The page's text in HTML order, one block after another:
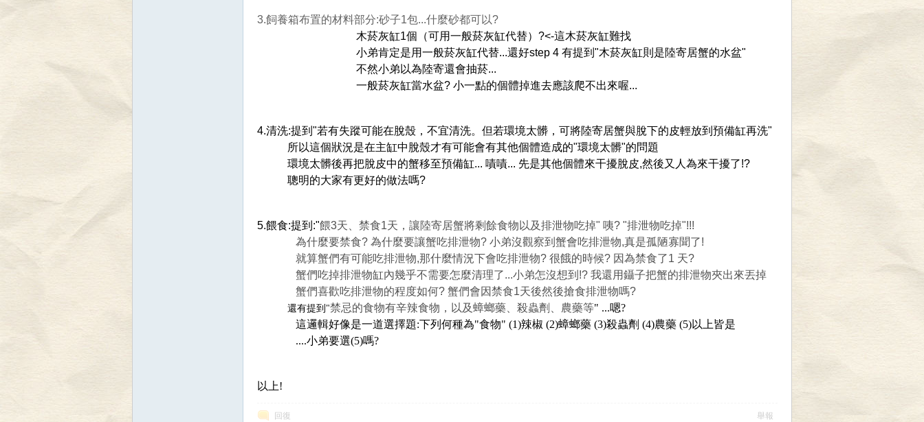
3.飼養箱布置的材料部分:砂子1包...什麼砂都可以?
木菸灰缸1個 （可用一般菸灰缸代替） ?<-這木菸灰缸難找
小弟肯定是用一般菸灰缸代替...還好step 4 有提到"木菸灰缸則是陸寄居蟹的水盆"
不然小弟以為陸寄還會抽菸...
一般菸灰缸當水盆? 小一點的個體掉進去應該爬不出來喔...
4.清洗:提到"若有失蹤可能在脫殼，不宜清洗。但若環境太髒，可將陸寄居蟹與脫下的皮輕放到預備缸再洗"
所以這個狀況是在主缸中脫殼才有可能會有其他個體造成的"環境太髒"的問題
環境太髒後再把脫皮中的蟹移至預備缸... 嘖嘖... 先是其他個體來干擾脫皮,然後又人為來干擾了!?
聰明的大家有更好的做法嗎?
5.餵食:提到:"餵3天、禁食1天，讓陸寄居蟹將剩餘食物以及排泄物吃掉" 咦? "排泄物吃掉"!!!
為什麼要禁食? 為什麼要讓蟹吃排泄物? 小弟沒觀察到蟹會吃排泄物,真是孤陋寡聞了!
就算蟹們有可能吃排泄物,那什麼情況下會吃排泄物? 很餓的時候? 因為禁食了1 天?
蟹們吃掉排泄物缸內幾乎不需要怎麼清理了...小弟怎沒想到!? 我還用鑷子把蟹的排泄物夾出來丟掉
蟹們喜歡吃排泄物的程度如何? 蟹們會因禁食1天後然後搶食排泄物嗎?
還有提到"禁忌的食物有辛辣食物，以及蟑螂藥、殺蟲劑、農藥等" ...嗯?
這邏輯好像是一道選擇題:下列何種為"食物" (1)辣椒 (2)蟑螂藥 (3)殺蟲劑 (4)農藥 (5)以上皆是
....小弟要選(5)嗎?
以上!
回復 舉報